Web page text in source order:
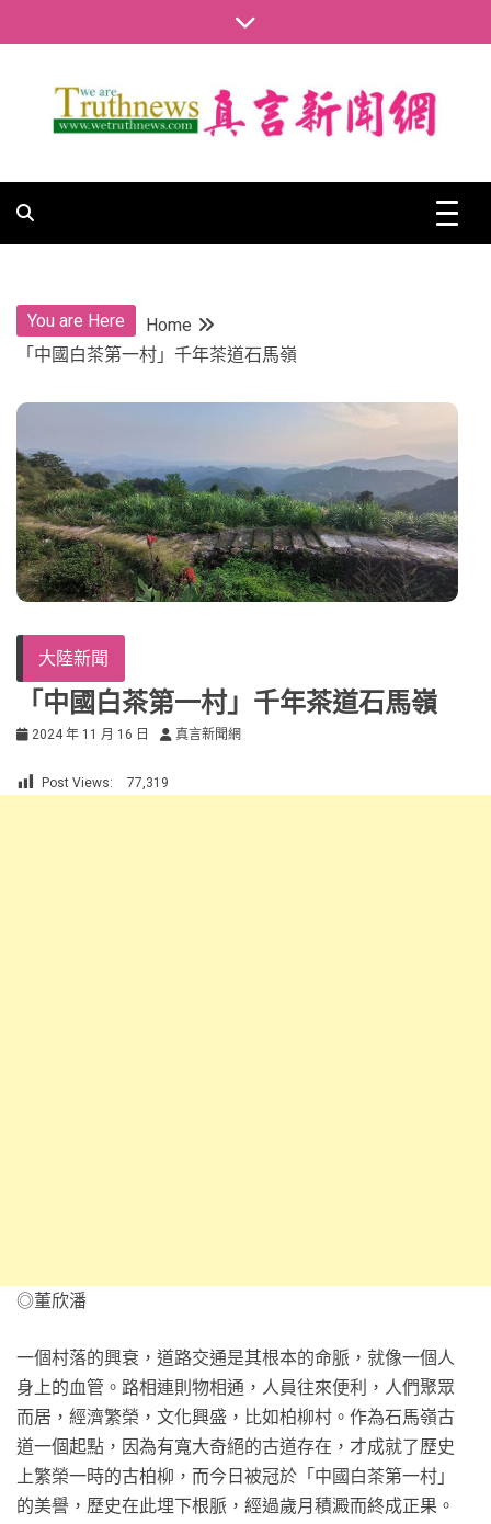
to
真言新聞網
You are Here
Home
「中國白茶第一村」千年茶道石馬嶺
大陸新聞
「中國白茶第一村」千年茶道石馬嶺
2024 年 11 月 16 日 真言新聞網
Post Views: 77,319
◎董欣潘
一個村落的興衰，道路交通是其根本的命脈，就像一個人
身上的血管。路相連則物相通，人員往來便利，人們聚眾
而居，經濟繁榮，文化興盛，比如柏柳村。作為石馬嶺古
道一個起點，因為有寬大奇絕的古道存在，才成就了歷史
上繁榮一時的古柏柳，而今日被冠於「中國白茶第一村」
的美譽，歷史在此埋下根脈，經過歲月積澱而終成正果。